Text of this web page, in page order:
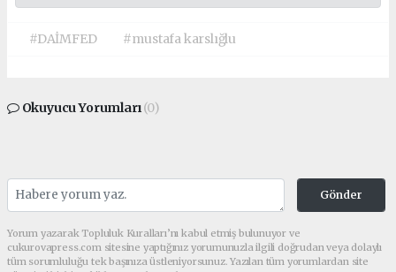
#DAİMFED #mustafa karslığlu
Okuyucu Yorumları(0)
Gönder
Yorum yazarak Topluluk Kuralları’nı kabul etmiş bulunuyor ve
cukurovapress.com sitesine yaptığınız yorumunuzla ilgili doğrudan veya dolaylı
tüm sorumluluğu tek başınıza üstleniyorsunuz. Yazılan tüm yorumlardan site